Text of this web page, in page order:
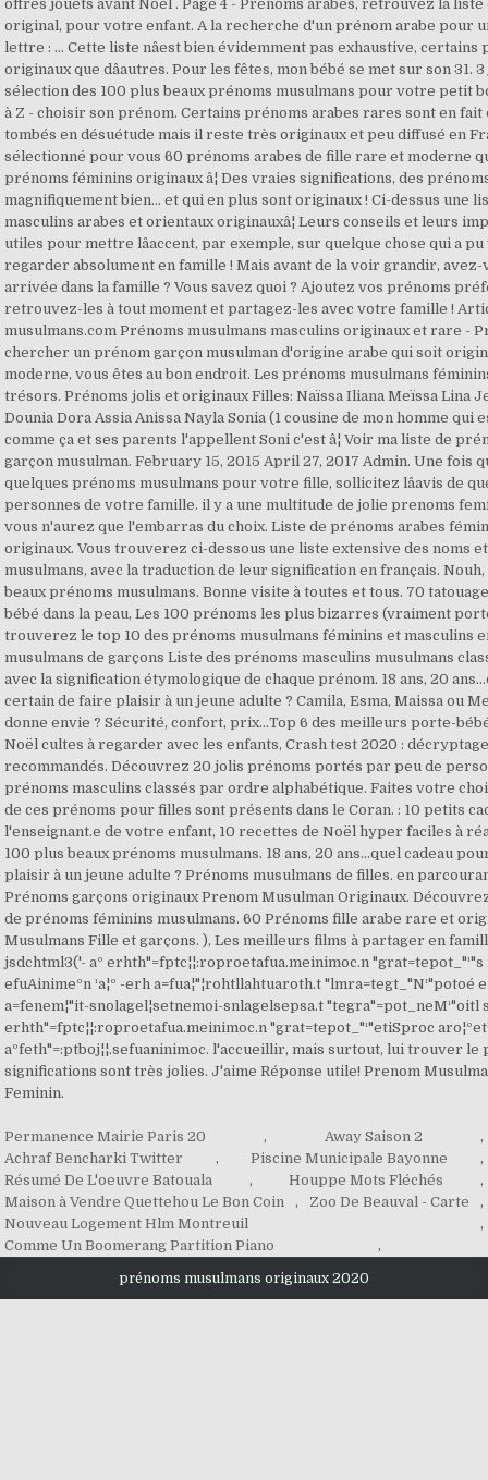
Permanence Mairie Paris 20 , Away Saison 2
,
Achraf Bencharki Twitter
, Piscine Municipale Bayonne
,
Résumé De L'oeuvre Batouala
, Houppe Mots Fléchés
,
Maison à Vendre Quettehou Le Bon Coin
, Zoo De Beauval - Carte
,
Nouveau Logement Hlm Montreuil
,
Comme Un Boomerang Partition Piano
,
prénoms musulmans originaux 2020